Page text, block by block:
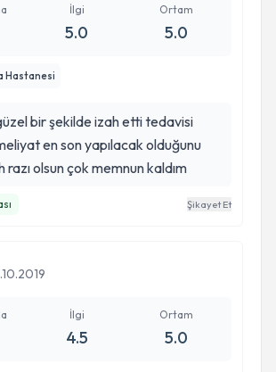
İlgi
5.0
Ortam
5.0
Hastanesi
güzel bir şekilde izah etti tedavisi
en son yapılacak olduğunu
razı olsun çok memnun kaldım
Şikayet Et
İlgi
4.5
Ortam
5.0